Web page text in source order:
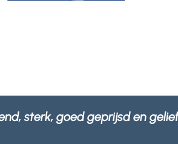
onze verpakkingen niet